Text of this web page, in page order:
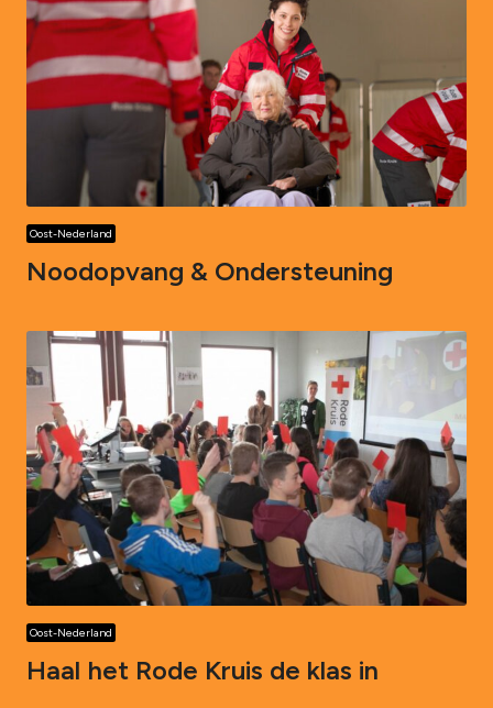
Oost-Nederland
Noodopvang & Ondersteuning
Oost-Nederland
Haal het Rode Kruis de klas in